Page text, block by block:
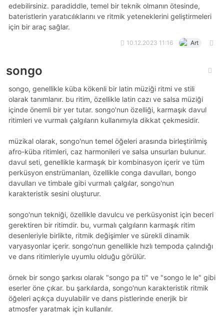
edebilirsiniz. paradiddle, temel bir teknik olmanın ötesinde,
bateristlerin yaratıcılıklarını ve ritmik yeteneklerini geliştirmeleri
için bir araç sağlar.
10.12.2023 11:16 Art
songo
songo, genellikle küba kökenli bir latin müziği ritmi ve stili
olarak tanımlanır. bu ritim, özellikle latin cazı ve salsa müziği
içinde önemli bir yer tutar. songo'nun özelliği, karmaşık davul
ritimleri ve vurmalı çalgıların kullanımıyla dikkat çekmesidir.
müzikal olarak, songo'nun temel öğeleri arasında birleştirilmiş
afro-küba ritimleri, caz harmonileri ve salsa unsurları bulunur.
davul seti, genellikle karmaşık bir kombinasyon içerir ve tüm
perküsyon enstrümanları, özellikle conga davulları, bongo
davulları ve timbale gibi vurmalı çalgılar, songo'nun
karakteristik sesini oluşturur.
songo'nun tekniği, özellikle davulcu ve perküsyonist için beceri
gerektiren bir ritimdir. bu, vurmalı çalgıların karmaşık ritim
desenleriyle birlikte, ritmik değişimler ve sürekli dinamik
varyasyonlar içerir. songo'nun genellikle hızlı tempoda çalındığı
ve dans ritimleriyle uyumlu olduğu görülür.
örnek bir songo şarkısı olarak "songo pa ti" ve "songo le le" gibi
eserler öne çıkar. bu şarkılarda, songo'nun karakteristik ritmik
öğeleri açıkça duyulabilir ve dans pistlerinde enerjik bir
atmosfer yaratmak için kullanılır.